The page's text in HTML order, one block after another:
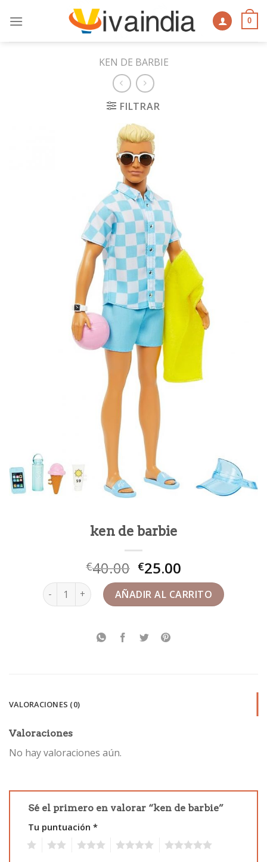
0
KEN DE BARBIE
FILTRAR
ken de barbie
€40.00 €25.00
ken de barbie cantidadAÑADIR AL CARRITO
VALORACIONES (0)
Valoraciones
No hay valoraciones aún.
Sé el primero en valorar “ken de barbie”
Tu puntuación *